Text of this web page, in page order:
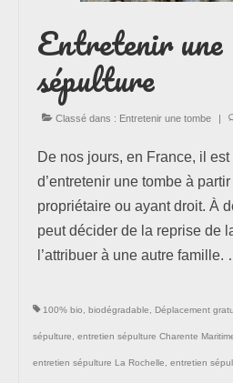
Questions / Réponses
Boutique
Contact
Entretenir une
sépulture
Classé dans : Entretenir une tombe
De nos jours, en France, il
d’entretenir une tombe à
propriétaire ou ayant droit. À
peut décider de la reprise de
l’attribuer à une autre famille.
100% bio, biodégradable, Déplacement
sépulture, entretien sépulture Charente
entretien sépulture La Rochelle, entretien